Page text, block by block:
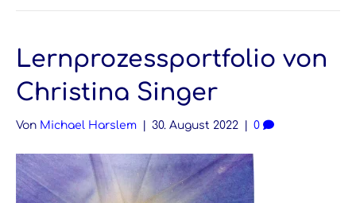
Lernprozessportfolio von
Christina Singer
Von Michael Harslem 30. August 2022 0